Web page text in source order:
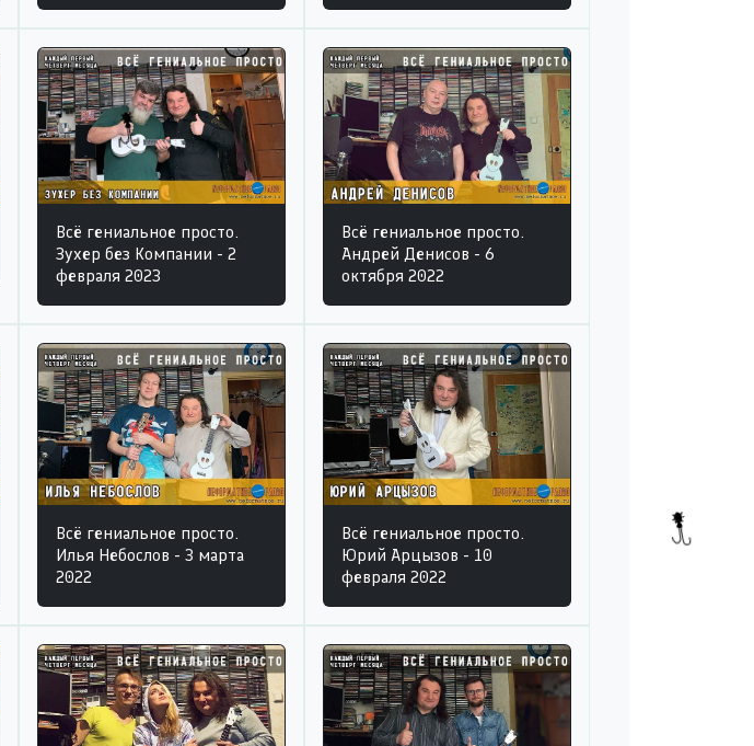
Всё гениальное просто.
Зухер без Компании - 2
февраля 2023
Всё гениальное просто.
Андрей Денисов - 6
октября 2022
Всё гениальное просто.
Илья Небослов - 3 марта
2022
Всё гениальное просто.
Юрий Арцызов - 10
февраля 2022